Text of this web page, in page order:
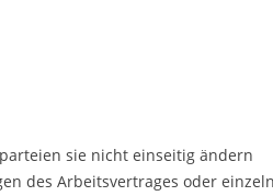
sie nicht einseitig ändern
des Arbeitsvertrages oder